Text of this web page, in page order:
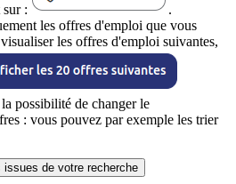
:
.
les offres d'emploi que vous
les offres d'emploi suivantes,
possibilité de changer le
: vous pouvez par exemple les trier
de votre recherche